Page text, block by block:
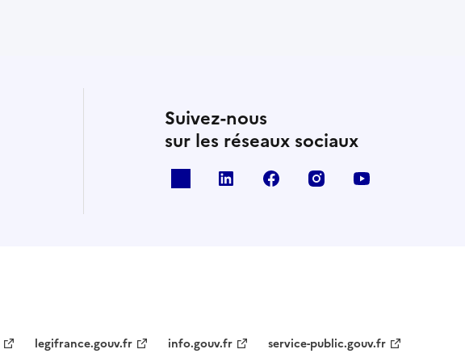
Suivez-nous
sur les réseaux sociaux
linkedin facebook instagram
legifrance.gouv.fr info.gouv.fr service-public.gouv.fr